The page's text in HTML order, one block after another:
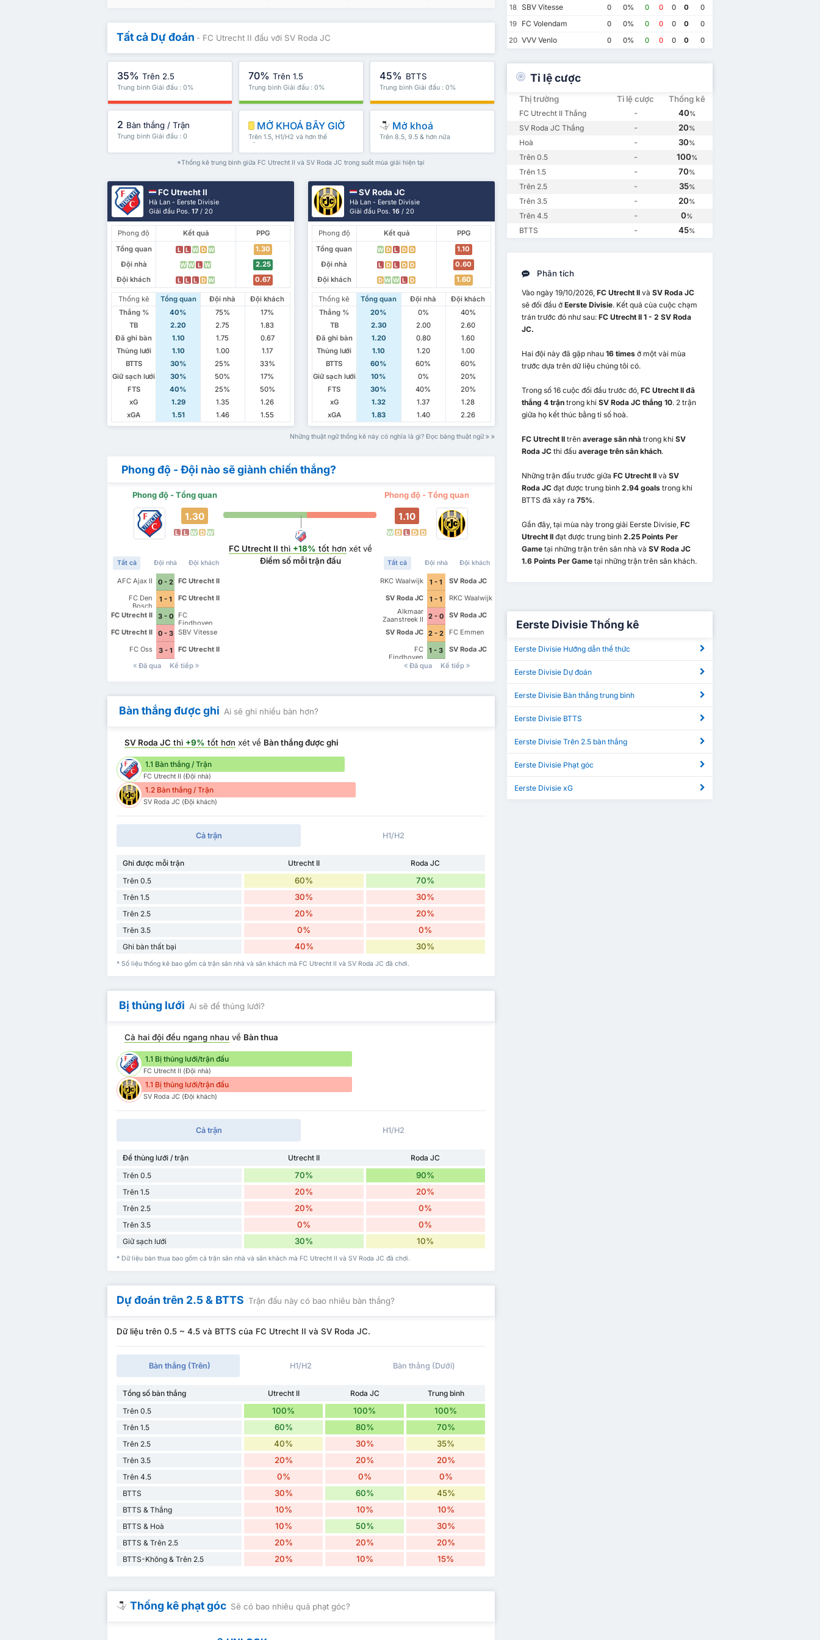
Tất cả Dự đoán - FC Utrecht II đấu với SV Roda JC
35% Trên 2.5
Trung bình Giải đấu : 0%
70% Trên 1.5
Trung bình Giải đấu : 0%
45% BTTS
Trung bình Giải đấu : 0%
2 Bàn thắng / Trận
Trung bình Giải đấu : 0
MỞ KHOÁ BÂY GIỜ
Trên 1.5, H1/H2 và hơn thế
nữa
Mở khoá
Trên 8.5, 9.5 & hơn nữa
*Thống kê trung bình giữa FC Utrecht II và SV Roda JC trong suốt mùa giải hiện tại
FC Utrecht II
Hà Lan - Eerste Divisie
Giải đấu Pos.17 / 20
Phong độ Kết quả
PPG
Tổng quan
L L W D W
1.30
Đội nhà
W W L W
2.25
Đội khách
L L L D W 0.67
Thống kê Tổng quan Đội nhà
Đội khách
Thắng %
40% 75%
17%
TB
2.20 2.75
1.83
Đã ghi bàn
1.10 1.75
0.67
Thủng lưới
1.10 1.00
1.17
BTTS
30% 25%
33%
Giữ sạch lưới
30% 50%
17%
FTS
40% 25%
50%
xG
1.29 1.35
1.26
xGA
1.51 1.46 1.55
SV Roda JC
Hà Lan - Eerste Divisie
Giải đấu Pos.16 / 20
Phong độ Kết quả
PPG
Tổng quan
W D L D D
1.10
Đội nhà
L D L D D
0.60
Đội khách
D W W L D 1.60
Thống kê Tổng quan Đội nhà
Đội khách
Thắng %
20% 0%
40%
TB
2.30 2.00
2.60
Đã ghi bàn
1.20 0.80
1.60
Thủng lưới
1.10 1.20
1.00
BTTS
60% 60%
60%
Giữ sạch lưới
10% 0%
20%
FTS
30% 40%
20%
xG
1.32 1.37
1.28
xGA
1.83 1.40 2.26
Những thuật ngữ thống kê này có nghĩa là gì? Đọc bảng thuật ngữ
Phong độ - Đội nào sẽ giành chiến thắng?
Phong độ - Tổng quan Phong độ - Tổng quan
1.30
L L W D W
Tất cả Đội nhà Đội khách
AFC Ajax II 0 - 2
FC Utrecht II
FC Den
Bosch
1 - 1
FC Utrecht II
FC Utrecht II
3 - 0
FC
Eindhoven
FC Utrecht II
0 - 3
SBV Vitesse
FC Oss
3 - 1
FC Utrecht II
Đã qua
Kế tiếp
FC Utrecht II thì +18% tốt hơn xét về
Điểm số mỗi trận đấu
1.10
W D L D D
Tất cả Đội nhà Đội khách
RKC Waalwijk 1 - 1
SV Roda JC
SV Roda JC
1 - 1
RKC Waalwijk
Alkmaar
Zaanstreek II
2 - 0
SV Roda JC
SV Roda JC 2 - 2
FC Emmen
FC
Eindhoven
1 - 3
SV Roda JC
Đã qua
Kế tiếp
Bàn thắng được ghi Ai sẽ ghi nhiều bàn hơn?
SV Roda JC thì +9% tốt hơn xét về Bàn thắng được ghi
1.1 Bàn thắng / Trận
FC Utrecht II (Đội nhà)
1.2 Bàn thắng / Trận
SV Roda JC (Đội khách)
Cả trận H1/H2
Ghi được mỗi trận Utrecht II
Roda JC
Trên 0.5
60% 70%
Trên 1.5 30% 30%
Trên 2.5 20% 20%
Trên 3.5 0% 0%
Ghi bàn thất bại 40% 30%
* Số liệu thống kê bao gồm cả trận sân nhà và sân khách mà FC Utrecht II và SV Roda JC đã chơi.
Bị thủng lưới Ai sẽ để thủng lưới?
Cả hai đội đều ngang nhau về Bàn thua
1.1 Bị thủng lưới/trận đấu
FC Utrecht II (Đội nhà)
1.1 Bị thủng lưới/trận đấu
SV Roda JC (Đội khách)
Cả trận H1/H2
Để thủng lưới / trận Utrecht II
Roda JC
Trên 0.5
70% 90%
Trên 1.5 20% 20%
Trên 2.5 20% 0%
Trên 3.5 0% 0%
Giữ sạch lưới 30% 10%
* Dữ liệu bàn thua bao gồm cả trận sân nhà và sân khách mà FC Utrecht II và SV Roda JC đã chơi.
Dự đoán trên 2.5 & BTTS Trận đấu này có bao nhiêu bàn thắng?
Dữ liệu trên 0.5 ~ 4.5 và BTTS của FC Utrecht II và SV Roda JC.
Bàn thắng (Trên) H1/H2 Bàn thắng (Dưới)
Tổng số bàn thắng Utrecht II Roda JC
Trung bình
Trên 0.5
100% 100% 100%
Trên 1.5 60% 80% 70%
Trên 2.5 40% 30% 35%
Trên 3.5 20% 20% 20%
Trên 4.5 0% 0% 0%
BTTS 30% 60% 45%
BTTS & Thắng 10% 10% 10%
BTTS & Hoà 10% 50% 30%
BTTS & Trên 2.5 20% 20% 20%
BTTS-Không & Trên 2.5 20% 10% 15%
Thống kê phạt góc Sẽ có bao nhiêu quả phạt góc?
18 SBV Vitesse 0 0% 0 0 0 0
0
19
FC Volendam 0 0% 0 0 0 0
0
20 VVV Venlo 0 0% 0 0 0 0 0
Tỉ lệ cược
Thị trường Tỉ lệ cược Thống kê
FC Utrecht II Thắng - 40%
SV Roda JC Thắng - 20%
Hoà - 30%
Trên 0.5 - 100%
Trên 1.5 - 70%
Trên 2.5 - 35%
Trên 3.5 - 20%
Trên 4.5 - 0%
BTTS - 45%
Phân tích
Vào ngày 19/10/2026, FC Utrecht IIvà SV Roda JC
sẽ đối đầu ở Eerste Divisie. Kết quả của cuộc chạm
trán trước đó như sau: FC Utrecht II 1 - 2 SV Roda
JC.
Hai đội này đã gặp nhau 16 timesở một vài mùa
trước dựa trên dữ liệu chúng tôi có.
Trong số 16 cuộc đối đầu trước đó, FC Utrecht II đã
thắng 4 trậntrong khi SV Roda JC thắng 10. 2 trận
giữa họ kết thúc bằng tỉ số hoà.
FC Utrecht IItrên average sân nhàtrong khi SV
Roda JCthi đấu average trên sân khách.
Những trận đấu trước giữa FC Utrecht IIvà SV
Roda JCđạt được trung bình 2.94 goalstrong khi
BTTS đã xảy ra 75%.
Gần đây, tại mùa này trong giải Eerste Divisie, FC
Utrecht IIđạt được trung bình 2.25 Points Per
Gametại những trận trên sân nhà và SV Roda JC
1.6 Points Per Gametại những trận trên sân khách.
Eerste Divisie Thống kê
Eerste Divisie Hướng dẫn thể thức
Eerste Divisie Dự đoán
Eerste Divisie Bàn thắng trung bình
Eerste Divisie BTTS
Eerste Divisie Trên 2.5 bàn thắng
Eerste Divisie Phạt góc
Eerste Divisie xG